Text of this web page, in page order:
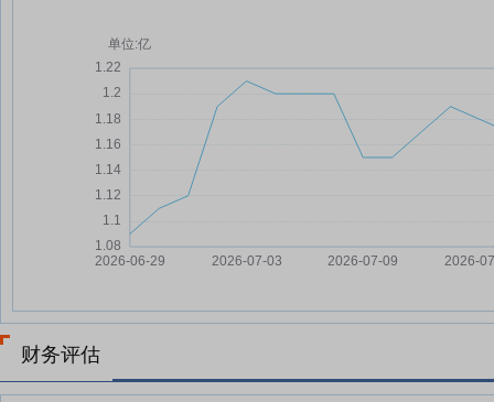
财务评估